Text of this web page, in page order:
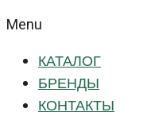
Menu
КАТАЛОГ
БРЕНДЫ
КОНТАКТЫ